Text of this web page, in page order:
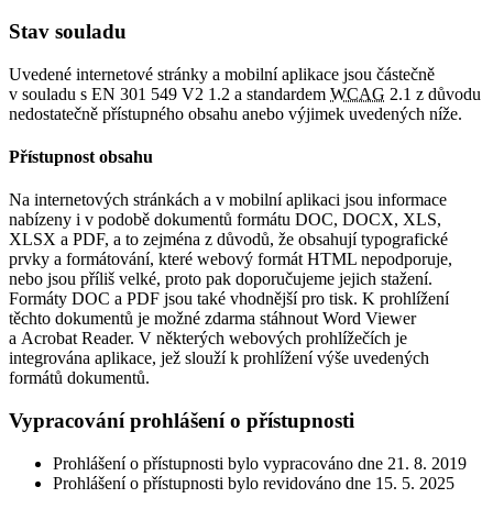
Stav souladu
Uvedené internetové stránky a mobilní aplikace jsou částečně
v souladu s EN 301 549 V2 1.2 a standardem WCAG 2.1 z důvodu
nedostatečně přístupného obsahu anebo výjimek uvedených níže.
Přístupnost obsahu
Na internetových stránkách a v mobilní aplikaci jsou informace
nabízeny i v podobě dokumentů formátu DOC, DOCX, XLS,
XLSX a PDF, a to zejména z důvodů, že obsahují typografické
prvky a formátování, které webový formát HTML nepodporuje,
nebo jsou příliš velké, proto pak doporučujeme jejich stažení.
Formáty DOC a PDF jsou také vhodnější pro tisk. K prohlížení
těchto dokumentů je možné zdarma stáhnout Word Viewer
a Acrobat Reader. V některých webových prohlížečích je
integrována aplikace, jež slouží k prohlížení výše uvedených
formátů dokumentů.
Vypracování prohlášení o přístupnosti
Prohlášení o přístupnosti bylo vypracováno dne 21. 8. 2019
Prohlášení o přístupnosti bylo revidováno dne 15. 5. 2025